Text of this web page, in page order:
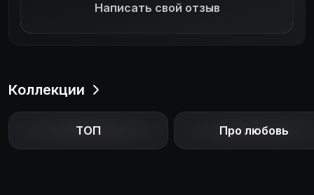
Написать свой отзыв
Коллекции
ТОП Про любовь